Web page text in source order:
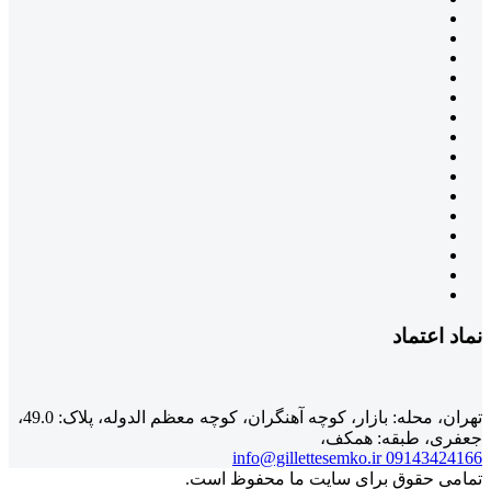
نماد اعتماد
تهران، محله: بازار، کوچه آهنگران، کوچه معظم الدوله، پلاک: 49.0،
جعفری، طبقه: همکف،
09143424166
info@gillettesemko.ir
تمامی حقوق برای سایت ما محفوظ است.